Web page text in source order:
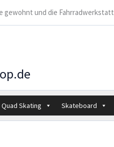
gewohnt und die
Quad Skating Skateboard